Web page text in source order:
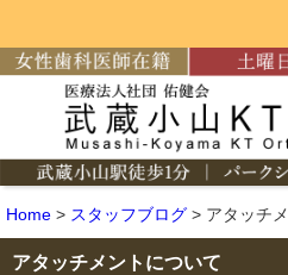
Home > スタッフブログ > アタッチ
アタッチメントについて